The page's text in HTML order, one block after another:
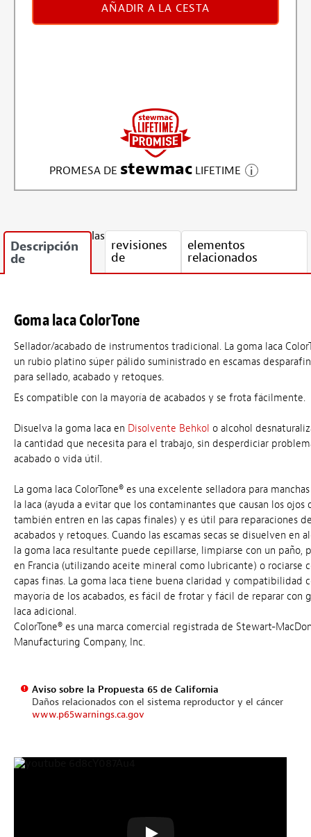
AÑADIR A LA CESTA
PROMESA DE stewmacLIFETIME
Descripción
de
las
revisiones
de
elementos
relacionados
Goma laca ColorTone
Sellador/acabado de instrumentos tradicional. La goma laca
un rubio platino súper pálido suministrado en escamas
para sellado, acabado y retoques.
Es compatible con la mayoría de acabados y se frota fácilmente.
Disuelva la goma laca en Disolvente Behkol o alcohol
la cantidad que necesita para el trabajo, sin desperdiciar
acabado o vida útil.
La goma laca ColorTone® es una excelente selladora para
la laca (ayuda a evitar que los contaminantes que causan los ojos
también entren en las capas finales) y es útil para reparaciones
acabados y retoques. Cuando las escamas secas se disuelven en
la goma laca resultante puede cepillarse, limpiarse con un paño,
en Francia (utilizando aceite mineral como lubricante) o rociarse
capas finas. La goma laca tiene buena claridad y compatibilidad
mayoría de los acabados, es fácil de frotar y fácil de reparar con
laca adicional.
ColorTone® es una marca comercial registrada de Stewart-
Manufacturing Company, Inc.
Aviso sobre la Propuesta 65 de California
Daños relacionados con el sistema reproductor y el cáncer
www.p65warnings.ca.gov